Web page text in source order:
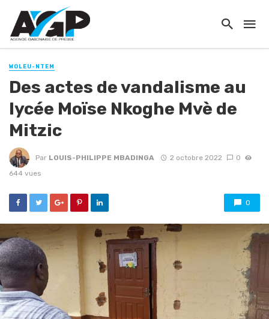
WOLEU-NTEM
Des actes de vandalisme au
lycée Moïse Nkoghe Mvè de
Mitzic
Par LOUIS-PHILIPPE MBADINGA 2 octobre 2022
0
644 vues
0